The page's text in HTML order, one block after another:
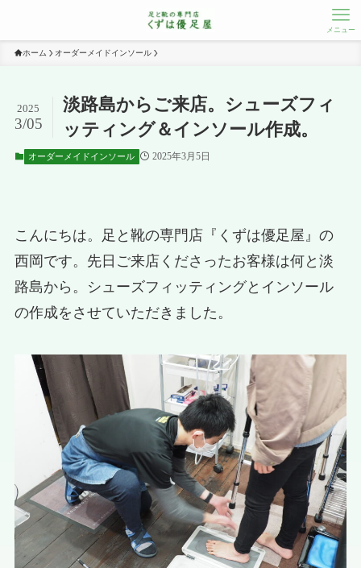
メニュー
ホーム オーダーメイドインソール
淡路島からご来店。シューズフィ
ッティング＆インソール作成。
2025
3/05
オーダーメイドインソール 2025年3月5日
こんにちは。足と靴の専門店『くずは優足屋』の
西岡です。先日ご来店くださったお客様は何と淡
路島から。シューズフィッティングとインソール
の作成をさせていただきました。